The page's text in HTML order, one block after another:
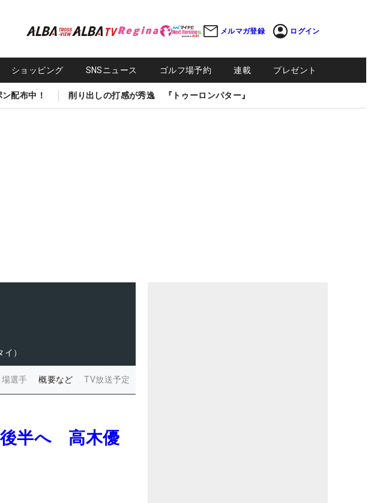
メルマガ登録 ログイン
ショッピング SNSニュース ゴルフ場予約 連載 プレゼント
配布中！ 削り出しの打感が秀逸 『トゥーロンパター』
）
場選手 概要など TV放送予定
後半へ 高木優